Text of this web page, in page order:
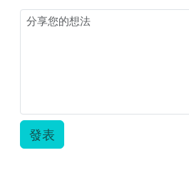
發表